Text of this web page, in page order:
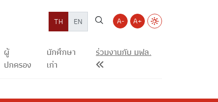
TH EN A- A+
ผู้
ปกครอง
นักศึกษา
เก่า
ร่วมงานกับ มฟล.